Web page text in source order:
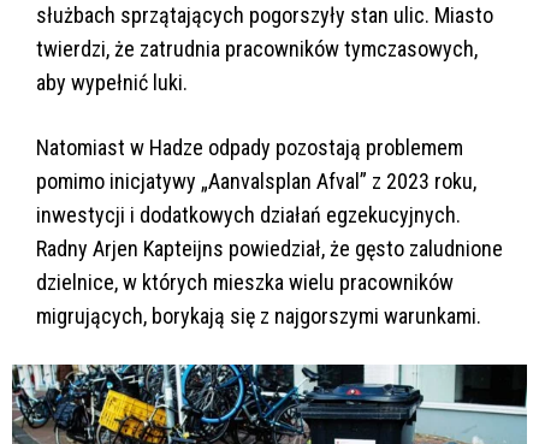
służbach sprzątających pogorszyły stan ulic. Miasto
twierdzi, że zatrudnia pracowników tymczasowych,
aby wypełnić luki.
Natomiast w Hadze odpady pozostają problemem
pomimo inicjatywy „Aanvalsplan Afval” z 2023 roku,
inwestycji i dodatkowych działań egzekucyjnych.
Radny Arjen Kapteijns powiedział, że gęsto zaludnione
dzielnice, w których mieszka wielu pracowników
migrujących, borykają się z najgorszymi warunkami.